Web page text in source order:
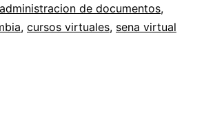
administracion de documentos,
, cursos virtuales, sena virtual